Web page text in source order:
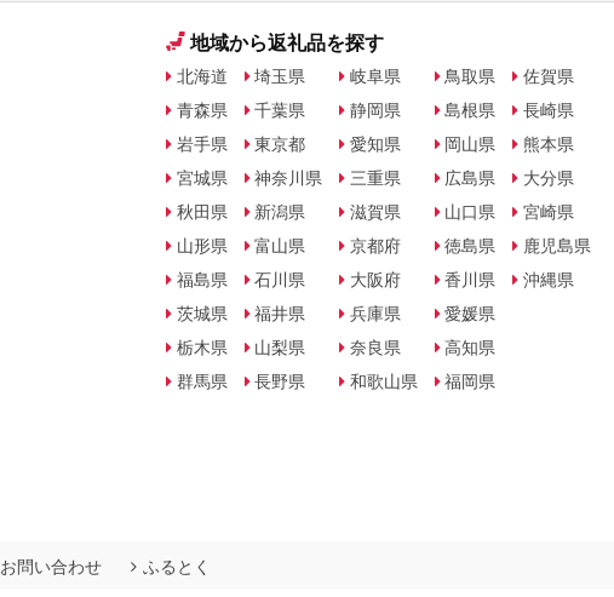
地域から返礼品を探す
北海道
青森県
岩手県
宮城県
秋田県
山形県
福島県
茨城県
栃木県
群馬県
埼玉県
千葉県
東京都
神奈川県
新潟県
富山県
石川県
福井県
山梨県
長野県
岐阜県
静岡県
愛知県
三重県
滋賀県
京都府
大阪府
兵庫県
奈良県
和歌山県
鳥取県
島根県
岡山県
広島県
山口県
徳島県
香川県
愛媛県
高知県
福岡県
佐賀県
長崎県
熊本県
大分県
宮崎県
鹿児島県
沖縄県
お問い合わせ ふるとく